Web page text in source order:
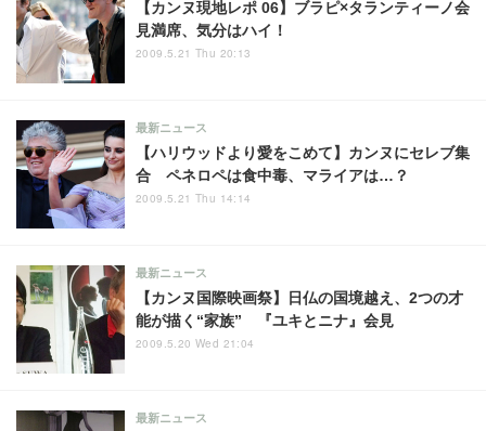
【カンヌ現地レポ 06】ブラピ×タランティーノ会
見満席、気分はハイ！
2009.5.21 Thu 20:13
【ハリウッドより愛をこめて】カンヌにセレブ集
合 ペネロペは食中毒、マライアは…？
最新ニュース
2009.5.21 Thu 14:14
【カンヌ国際映画祭】日仏の国境越え、2つの才
能が描く“家族” 『ユキとニナ』会見
最新ニュース
2009.5.20 Wed 21:04
最新ニュース